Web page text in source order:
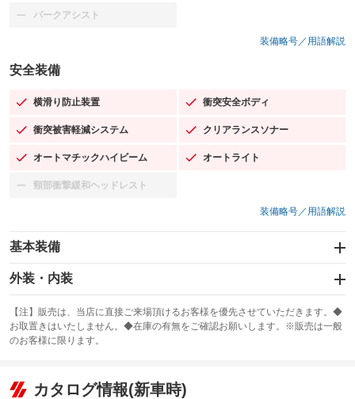
パークアシスト
：装備なし
装備略号／用語解説
安全装備
横滑り防止装置
：装備あり 衝突安全ボディ
：装備あり
衝突被害軽減システム
：装備あり クリアランスソナー
：装備あり
オートマチックハイビーム
：装備あり オートライト
：装備あり
頸部衝撃緩和ヘッドレスト
：装備なし
装備略号／用語解説
基本装備
エアバッグ：運転席/助手席/サイド
：装備あり
：装備なし
サンルーフ
：装備なし ABS
リフトアップ
：装備なし
外装・内装
カーナビ
：装備なし
TV
：装備なし
ビジュアル
：装備なし
【注】販売は、当店に直接ご来場頂けるお客様を優先させていただきます。◆
お取置きはいたしません。◆在庫の有無をご確認お願いします。※販売は一般
のお客様に限ります。
カタログ情報(新車時)